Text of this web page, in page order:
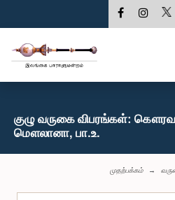
குழு வருகை விபரங்கள்:
மௌலானா, பா.உ.
முதற்பக்கம்